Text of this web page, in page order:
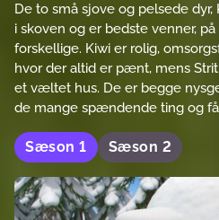
De to små sjove og pelsede
i skoven og er bedste venner,
forskellige. Kiwi er rolig,
hvor der altid er pænt, mens
et væltet hus. De er begge
de mange spændende ting og
Sæson 1 Sæson 2